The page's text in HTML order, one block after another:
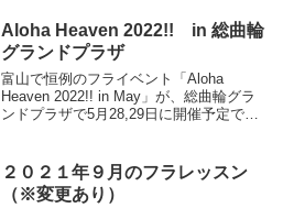
内容は、はじめてクラス（初心者～初
級）とエンジョイクラス（初...
Aloha Heaven 2022!! in 総曲輪
グランドプラザ
富山で恒例のフライベント「Aloha
Heaven 2022!! in May」が、総曲輪グラ
ンドプラザで5月28,29日に開催予定で
す。これまで5月は、環水公園円形劇...
２０２１年９月のフラレッスン
（※変更あり）